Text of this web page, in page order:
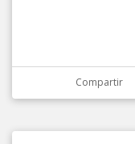
Compartir